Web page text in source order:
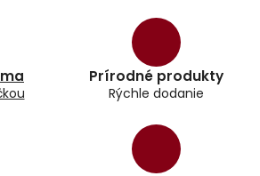
Prírodné produkty
Rýchle dodanie